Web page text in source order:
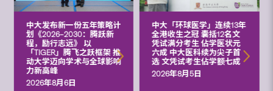
中大发布新一份五年策略计
划《2026‒2030：腾跃新
程，励行志远》 以
「TIGER」腾飞之跃框架 推
动大学迈向学术与全球影响
力新高峰
2026年8月6日
中大「环球医学」连续13年
全港收生之冠 囊括12名文
凭试满分考生 佔学医状元
六成 中大医科续为尖子首
选 文凭试考生佔学额七成
2026年8月5日